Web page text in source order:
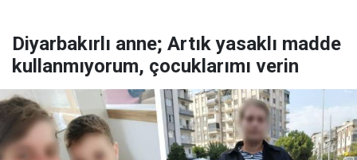
Diyarbakırlı anne; Artık yasaklı madde
kullanmıyorum, çocuklarımı verin